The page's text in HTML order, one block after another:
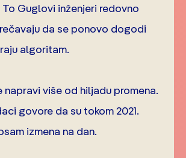
Guglovi inženjeri redovno
da se ponovo dogodi
algoritam.
napravi više od hiljadu promena.
govore da su tokom 2021.
izmena na dan.